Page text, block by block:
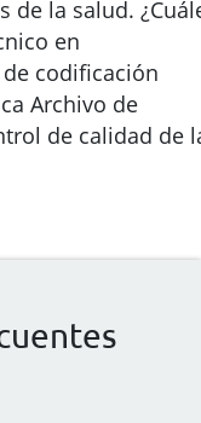
de la salud.
en
codificación
Archivo de
de calidad de